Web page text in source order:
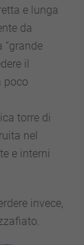
e lunga
da
“grande
il
poco
torre di
nel
e interni
invece,